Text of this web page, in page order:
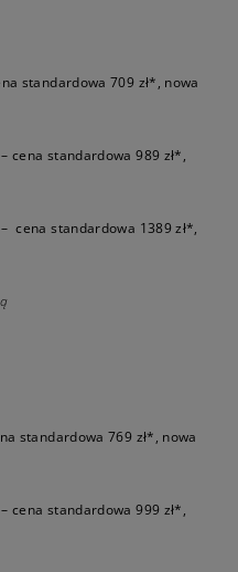
standardowa 709 zł*, nowa
cena standardowa 989 zł*,
cena standardowa 1389 zł*,
standardowa 769 zł*, nowa
cena standardowa 999 zł*,